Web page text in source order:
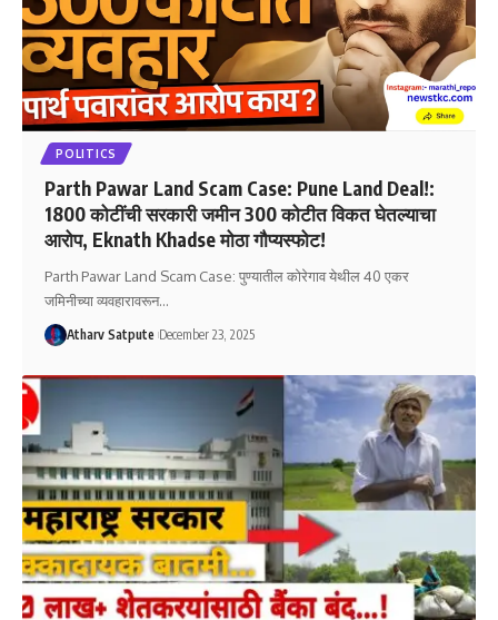
POLITICS
Parth Pawar Land Scam Case: Pune Land Deal!:
1800 कोटींची सरकारी जमीन 300 कोटीत विकत घेतल्याचा
आरोप, Eknath Khadse मोठा गौप्यस्फोट!
Parth Pawar Land Scam Case: पुण्यातील कोरेगाव येथील 40 एकर
जमिनीच्या व्यवहारावरून…
Atharv Satpute December 23, 2025